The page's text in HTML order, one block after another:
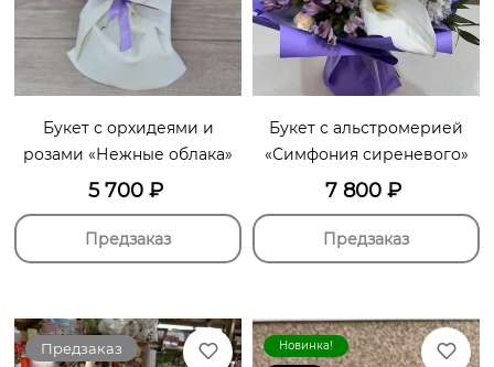
Букет с орхидеями и
розами «Нежные облака»
5 700₽
Предзаказ
Букет с альстромерией
«Симфония сиреневого»
7 800 ₽
Предзаказ
Предзаказ Новинка!